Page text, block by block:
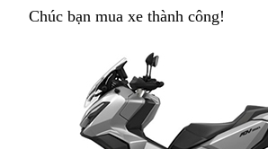
350
Chúc bạn mua xe thành công!